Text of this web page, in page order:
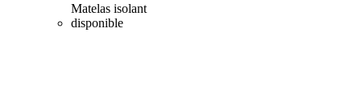
Matelas isolant
disponible